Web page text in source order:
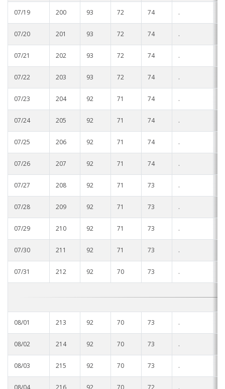
07/19 200 93 72 74 .
07/20 201 93 72 74 .
07/21 202 93 72 74 .
07/22 203 93 72 74 .
07/23 204 92 71 74 .
07/24 205 92 71 74 .
07/25 206 92 71 74 .
07/26 207 92 71 74 .
07/27 208 92 71 73 .
07/28 209 92 71 73 .
07/29 210 92 71 73 .
07/30 211 92 71 73 .
07/31 212 92 70 73 .
08/01 213 92 70 73 .
08/02 214 92 70 73 .
08/03 215 92 70 73 .